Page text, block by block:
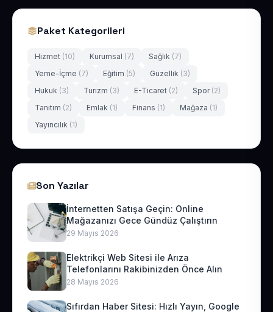
Paket Kategorileri
Hizmet (10) Kurumsal (7) Sağlık (7)
Yeme-İçme (7) Eğitim (5) Güzellik (3)
Hukuk (3) Turizm (3) E-Ticaret (2) Spor (2)
Tanıtım (2) Emlak (1) Finans (1) Mağaza (1)
Yayıncılık (1)
Son Yazılar
İnternetten Satışa Geçin: Online
Mağazanızı Gece Gündüz Çalıştırın
29 Mayıs 2026
Elektrikçi Web Sitesi ile Arıza
Telefonlarını Rakibinizden Önce Alın
28 Mayıs 2026
Sıfırdan Haber Sitesi: Hızlı Yayın, Google